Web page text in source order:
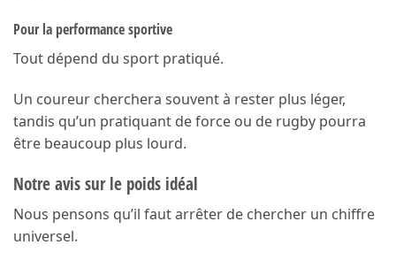
Pour la performance sportive
Tout dépend du sport pratiqué.
Un coureur cherchera souvent à rester plus léger,
tandis qu’un pratiquant de force ou de rugby pourra
être beaucoup plus lourd.
Notre avis sur le poids idéal
Nous pensons qu’il faut arrêter de chercher un chiffre
universel.